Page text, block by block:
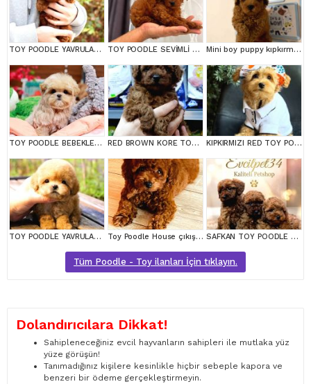
TOY POODLE YAVRULARIM TOY POODLE SEVİMLİ YAVRULAR EV ÜRETİMİ Mini boy puppy kıpkırmızı ev üretimi yavrularımız TOOY POODLE
TOY POODLE BEBEKLERİM RED BROWN KORE TOY POODEL BEBEKLERİMİZ BAKIRKÖY KIPKIRMIZI RED TOY POODLE SEVİMLİ YAVRULAR
TOY POODLE YAVRULARIM Toy Poodle House çıkışlı, Micro Boy Toy Poodle kızımız yeni ailesini arıyor SAFKAN TOY POODLE BEBEKLERİMİZ BAKIRKÖY
Tüm Poodle - Toy ilanları İçin tıklayın.
Dolandırıcılara Dikkat!
Sahipleneceğiniz evcil hayvanların sahipleri ile mutlaka yüz
yüze görüşün!
Tanımadığınız kişilere kesinlikle hiçbir sebeple kapora ve
benzeri bir ödeme gerçekleştirmeyin.